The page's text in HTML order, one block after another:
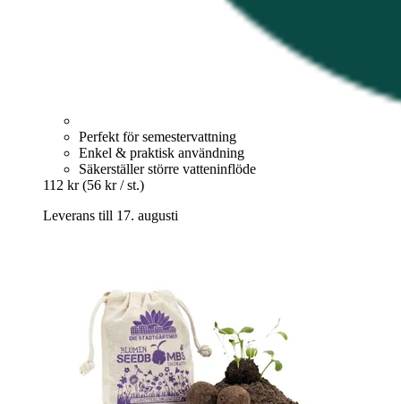
Perfekt för semestervattning
Enkel & praktisk användning
Säkerställer större vatteninflöde
112 kr (56 kr / st.)
Leverans till 17. augusti